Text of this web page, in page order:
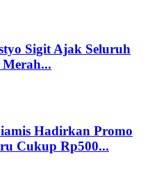
Sigit Ajak Seluruh
Hadirkan Promo
Cukup Rp500...